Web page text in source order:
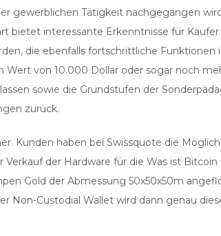
gewerblichen Tätigkeit nachgegangen
bietet interessante Erkenntnisse für
die ebenfalls fortschrittliche
von 10.000 Dollar oder sogar noch
sowie die Grundstufen der
zurück.
Kunden haben bei Swissquote die
der Hardware für die Was ist
Gold der Abmessung 50x50x50m
Custodial Wallet wird dann genau